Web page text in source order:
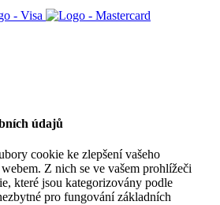
údajů
cookie ke zlepšení vašeho
Z nich se ve vašem prohlížeči
které jsou kategorizovány podle
pro fungování základních